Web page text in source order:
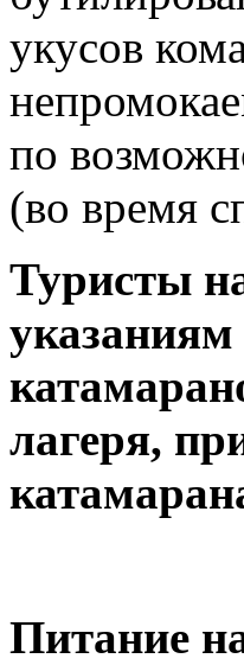
укусов
по
(во время
Туристы
лагеря,
Питание